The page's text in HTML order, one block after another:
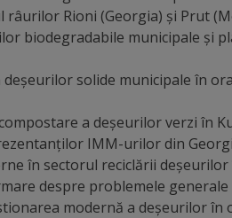
Rioni (Georgia) și Prut
biodegradabile municipale și
deșeurilor solide municipale în
a deșeurilor verzi în
IMM-urilor din
în sectorul reciclării deșeurilor
despre problemele
modernă a deșeurilor în